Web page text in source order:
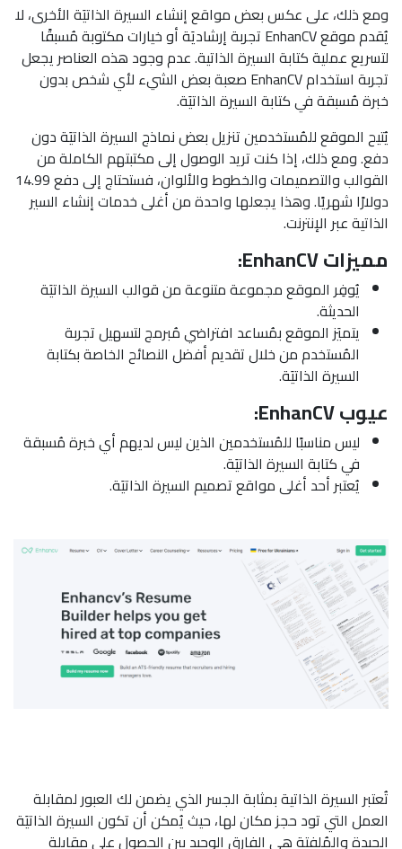
ومع ذلك، على عكس بعض مواقع إنشاء السيرة الذاتيَة الأخرى، لا
يُقدم موقع EnhanCV تجربة إرشاديَة أو خيارات مكتوبة مُسبقًا
لتسريع عملية كتابة السيرة الذاتية. عدم وجود هذه العناصر يجعل
تجربة استخدام EnhanCV صعبة بعض الشيء لأي شخص بدون
خبرة مُسبقة في كتابة السيرة الذاتيَة.
يُتيح الموقع للمُستخدمين تنزيل بعض نماذج السيرة الذاتيَة دون
دفع. ومع ذلك، إذا كنت تريد الوصول إلى مكتبتهم الكاملة من
القوالب والتصميمات والخطوط والألوان، فستحتاج إلى دفع 14.99
دولارًا شهريًا. وهذا يجعلها واحدة من أغلى خدمات إنشاء السير
الذاتية عبر الإنترنت.
مميزات EnhanCV:
يُوفِر الموقع مجموعة متنوعة من قوالب السيرة الذاتيَة
الحديثة.
يتميَز الموقع بمُساعد افتراضي مُبرمج لتسهيل تجربة
المُستخدم من خلال تقديم أفضل النصائح الخاصة بكتابة
السيرة الذاتيَة.
عيوب EnhanCV:
ليس مناسبًا للمُستخدمين الذين ليس لديهم أي خبرة مُسبقة
في كتابة السيرة الذاتيَة.
يُعتبر أحد أغلى مواقع تصميم السيرة الذاتيَة.
تُعتبر السيرة الذاتية بمثابة الجسر الذي يضمن لك العبور لمقابلة
العمل التي تود حجز مكان لها، حيث يُمكن أن تكون السيرة الذاتيَة
الجيدة والمُلفتة هي الفارق الوحيد بين الحصول على مقابلة